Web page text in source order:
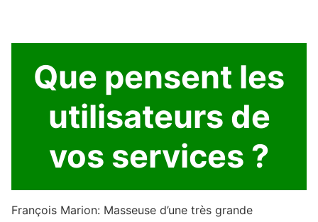
Que pensent les
utilisateurs de
vos services ?
François Marion: Masseuse d’une très grande